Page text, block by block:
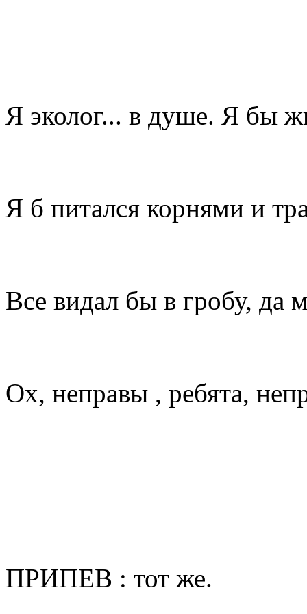
Я эколог... в душе. Я бы
Я б питался корнями и
Все видал бы в гробу, да
Ох, неправы , ребята,
ПРИПЕВ : тот же.